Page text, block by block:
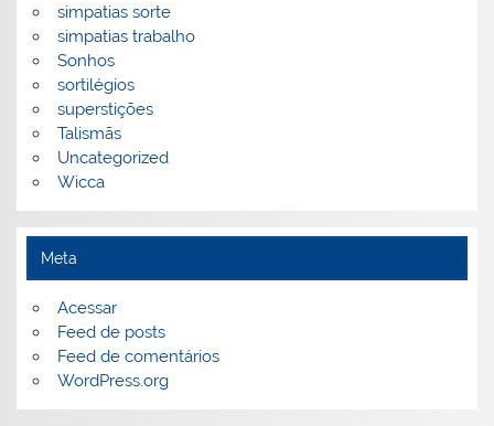
simpatias sorte
simpatias trabalho
Sonhos
sortilégios
superstições
Talismãs
Uncategorized
Wicca
Meta
Acessar
Feed de posts
Feed de comentários
WordPress.org